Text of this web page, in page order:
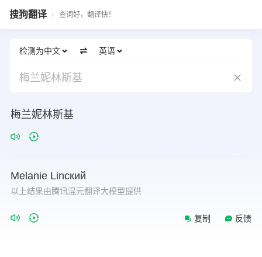
搜狗翻译 查词好，翻译快！
检测为中文 英语
梅兰妮林斯基
梅兰妮林斯基
Melanie Linский
以上结果由腾讯混元翻译大模型提供
复制 反馈